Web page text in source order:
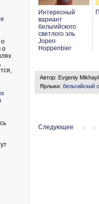
Интересный
вариант
бельгийского
светлого эль
Jopen
Hoppenbier
Автор: Evgeniy
Ярлыки: бельгийский
Следующее
о
о